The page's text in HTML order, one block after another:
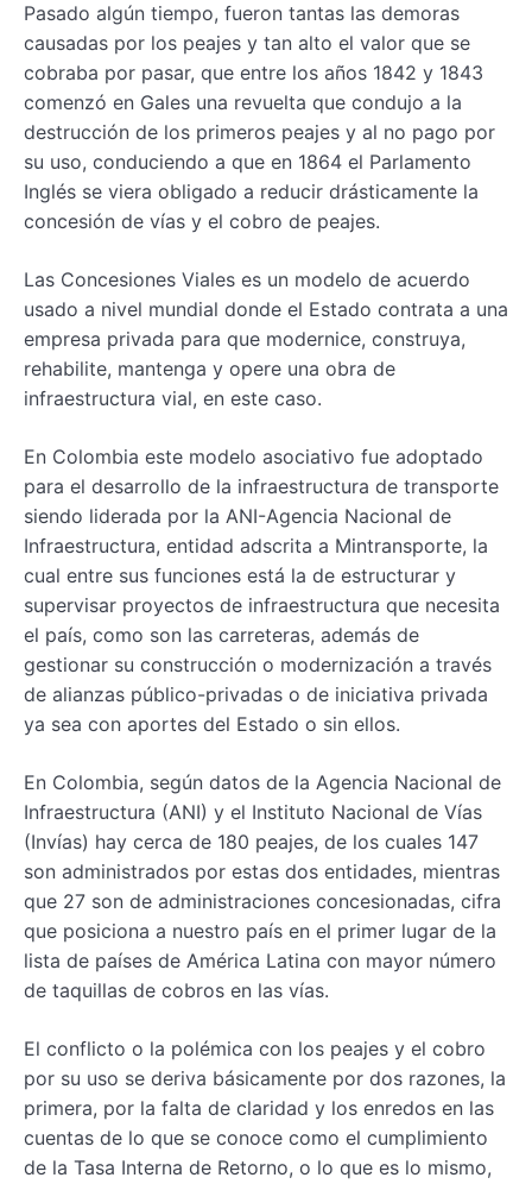
Pasado algún tiempo, fueron tantas las demoras
causadas por los peajes y tan alto el valor que se
cobraba por pasar, que entre los años 1842 y 1843
comenzó en Gales una revuelta que condujo a la
destrucción de los primeros peajes y al no pago por
su uso, conduciendo a que en 1864 el Parlamento
Inglés se viera obligado a reducir drásticamente la
concesión de vías y el cobro de peajes.
Las Concesiones Viales es un modelo de acuerdo
usado a nivel mundial donde el Estado contrata a una
empresa privada para que modernice, construya,
rehabilite, mantenga y opere una obra de
infraestructura vial, en este caso.
En Colombia este modelo asociativo fue adoptado
para el desarrollo de la infraestructura de transporte
siendo liderada por la ANI-Agencia Nacional de
Infraestructura, entidad adscrita a Mintransporte, la
cual entre sus funciones está la de estructurar y
supervisar proyectos de infraestructura que necesita
el país, como son las carreteras, además de
gestionar su construcción o modernización a través
de alianzas público-privadas o de iniciativa privada
ya sea con aportes del Estado o sin ellos.
En Colombia, según datos de la Agencia Nacional de
Infraestructura (ANI) y el Instituto Nacional de Vías
(Invías) hay cerca de 180 peajes, de los cuales 147
son administrados por estas dos entidades, mientras
que 27 son de administraciones concesionadas, cifra
que posiciona a nuestro país en el primer lugar de la
lista de países de América Latina con mayor número
de taquillas de cobros en las vías.
El conflicto o la polémica con los peajes y el cobro
por su uso se deriva básicamente por dos razones, la
primera, por la falta de claridad y los enredos en las
cuentas de lo que se conoce como el cumplimiento
de la Tasa Interna de Retorno, o lo que es lo mismo,